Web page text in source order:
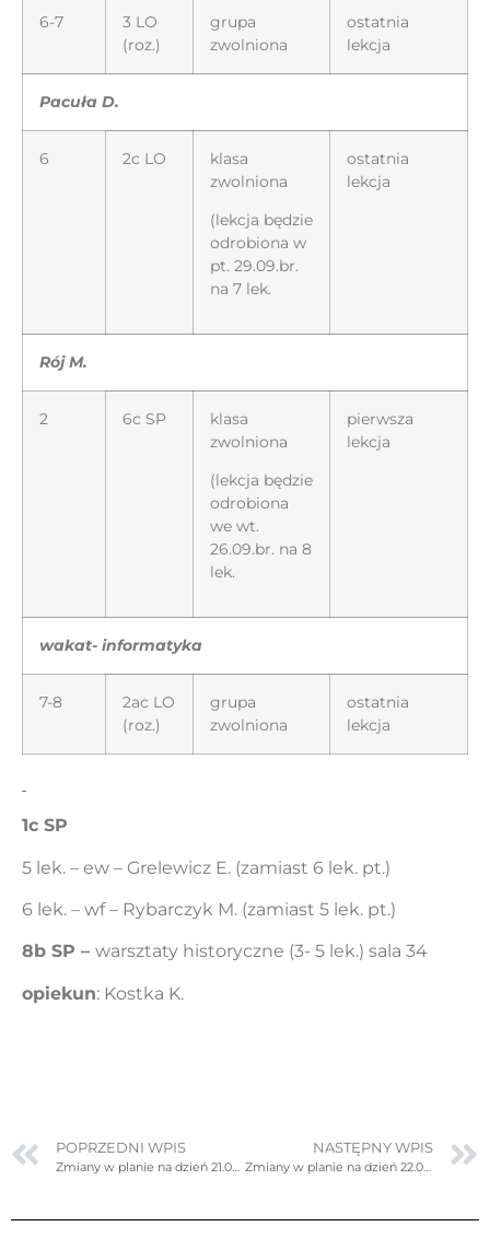
6-7
3 LO
(roz.)
grupa
zwolniona
ostatnia
lekcja
Pacuła D.
6 2c LO
klasa
zwolniona
(lekcja będzie
odrobiona w
pt. 29.09.br.
na 7 lek.
ostatnia
lekcja
Rój M.
2 6c SP
klasa
zwolniona
(lekcja będzie
odrobiona
we wt.
26.09.br. na 8
lek.
pierwsza
lekcja
wakat- informatyka
7-8
2ac LO
(roz.)
grupa
zwolniona
ostatnia
lekcja
1c SP
5 lek. – ew – Grelewicz E. (zamiast 6 lek. pt.)
6 lek. – wf – Rybarczyk M. (zamiast 5 lek. pt.)
8b SP – warsztaty historyczne (3- 5 lek.) sala 34
opiekun: Kostka K.
POPRZEDNI WPIS
Zmiany w planie na dzień 21.09.2023r. (czwartek)
NASTĘPNY WPIS
Zmiany w planie na dzień 22.09.2023r. (piątek)- poprawione